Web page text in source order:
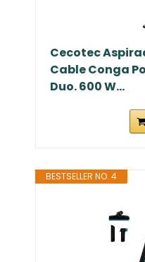
Cecotec
Cable Conga
Duo. 600 W...
BESTSELLER NO. 4